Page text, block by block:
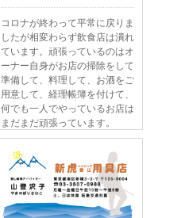
コロナが終わって平常に戻りま
したが相変わらず飲食店は潰れ
ています。頑張っているのはオ
ーナー自身がお店の掃除をして
準備して、料理して、お酒をご
用意して、経理帳簿を付けて、
何でも一人でやっているお店は
まだまだ頑張っています。